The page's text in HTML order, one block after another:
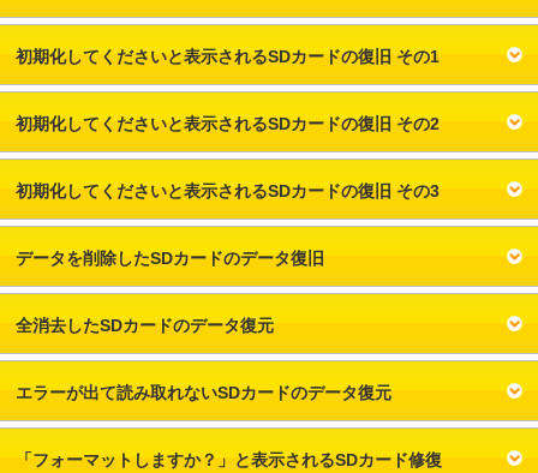
初期化してくださいと表示されるSDカードの復旧 その1
初期化してくださいと表示されるSDカードの復旧 その2
初期化してくださいと表示されるSDカードの復旧 その3
データを削除したSDカードのデータ復旧
全消去したSDカードのデータ復元
エラーが出て読み取れないSDカードのデータ復元
「フォーマットしますか？」と表示されるSDカード修復